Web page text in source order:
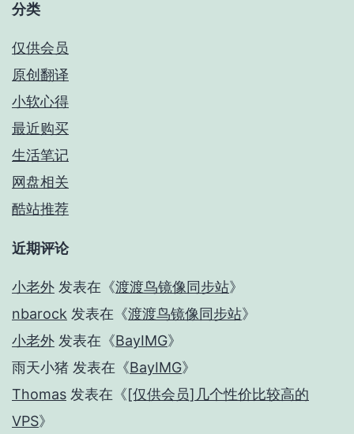
分类
仅供会员
原创翻译
小软心得
最近购买
生活笔记
网盘相关
酷站推荐
近期评论
小老外 发表在《渡渡鸟镜像同步站》
nbarock 发表在《渡渡鸟镜像同步站》
小老外 发表在《BayIMG》
雨天小猪 发表在《BayIMG》
Thomas 发表在《[仅供会员]几个性价比较高的
VPS》